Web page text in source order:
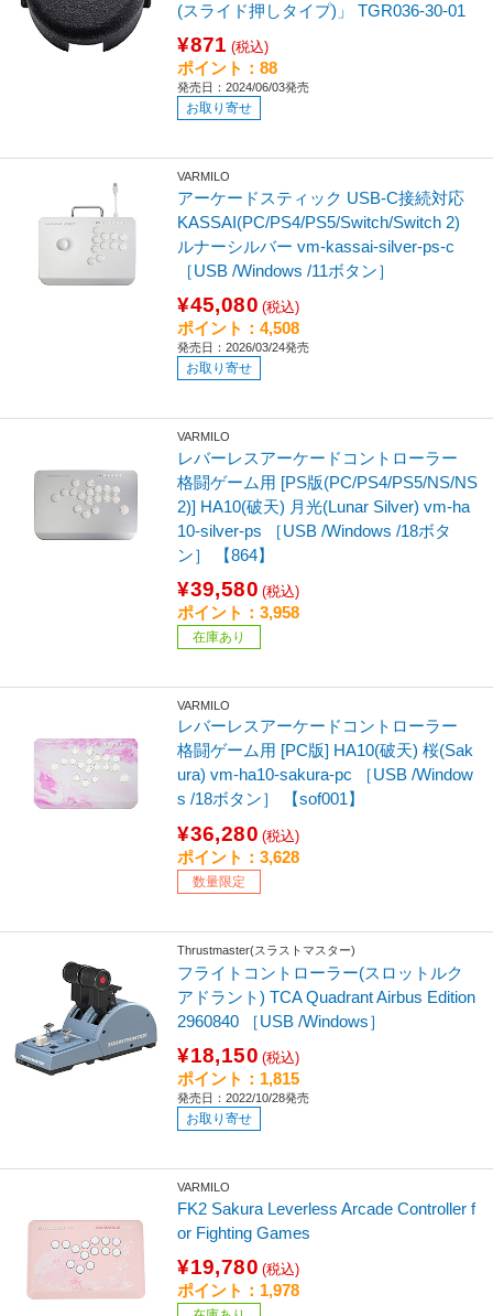
(スライド押しタイプ)」 TGR036-30-01
¥871 (税込)
ポイント：88
発売日：2024/06/03発売
お取り寄せ
VARMILO
アーケードスティック USB-C接続対応
KASSAI(PC/PS4/PS5/Switch/Switch 2)
ルナーシルバー vm-kassai-silver-ps-c
［USB /Windows /11ボタン］
¥45,080 (税込)
ポイント：4,508
発売日：2026/03/24発売
お取り寄せ
VARMILO
レバーレスアーケードコントローラー
格闘ゲーム用 [PS版(PC/PS4/PS5/NS/NS
2)] HA10(破天) 月光(Lunar Silver) vm-ha
10-silver-ps ［USB /Windows /18ボタ
ン］ 【864】
¥39,580 (税込)
ポイント：3,958
在庫あり
VARMILO
レバーレスアーケードコントローラー
格闘ゲーム用 [PC版] HA10(破天) 桜(Sak
ura) vm-ha10-sakura-pc ［USB /Window
s /18ボタン］ 【sof001】
¥36,280 (税込)
ポイント：3,628
数量限定
Thrustmaster(スラストマスター)
フライトコントローラー(スロットルク
アドラント) TCA Quadrant Airbus Edition
2960840 ［USB /Windows］
¥18,150 (税込)
ポイント：1,815
発売日：2022/10/28発売
お取り寄せ
VARMILO
FK2 Sakura Leverless Arcade Controller f
or Fighting Games
¥19,780 (税込)
ポイント：1,978